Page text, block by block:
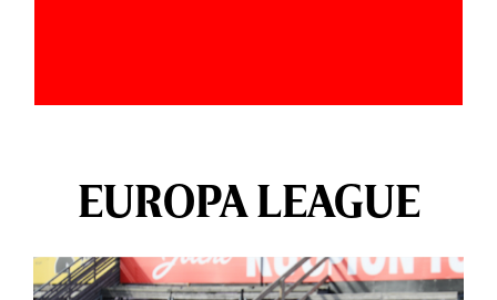
EUROPA LEAGUE